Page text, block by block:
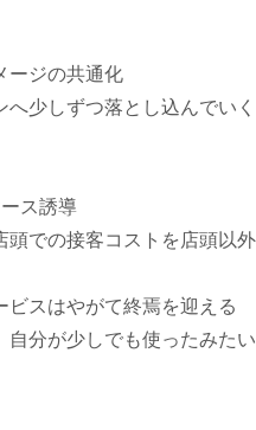
ージの共通化
少しずつ落とし込んでい
ス誘導
での接客コストを店頭以
ビスはやがて終焉を迎える
自分が少しでも使ったみた